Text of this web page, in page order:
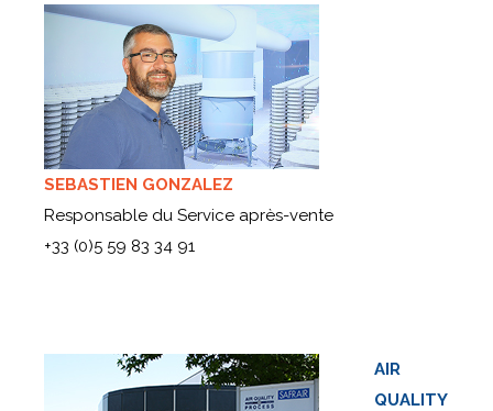
SEBASTIEN GONZALEZ
Responsable du Service après-vente
+33 (0)5 59 83 34 91
AIR
QUALITY